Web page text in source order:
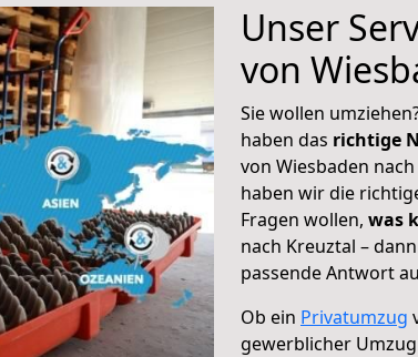
Unser
von
Sie wollen
haben das richtige
von Wiesbaden
haben wir die
Fragen wollen, was
nach Kreuztal –
passende Antwort
Ob ein Privatumzug
gewerblicher